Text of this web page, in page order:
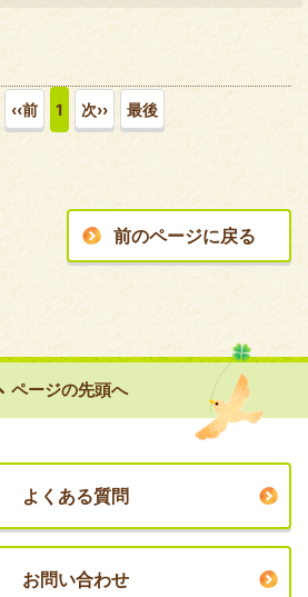
‹‹前 1 次›› 最後
前のページに戻る
ページの先頭へ
よくある質問
お問い合わせ